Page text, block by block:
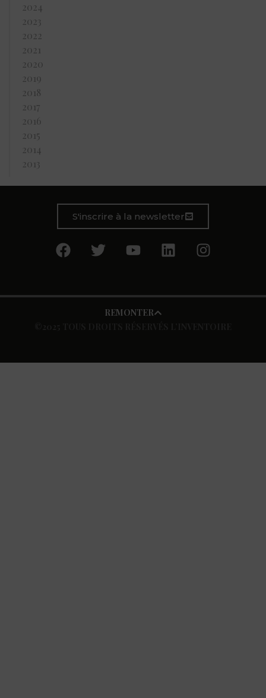
2024
2023
2022
2021
2020
2019
2018
2017
2016
2015
2014
2013
S'inscrire à la newsletter
REMONTER